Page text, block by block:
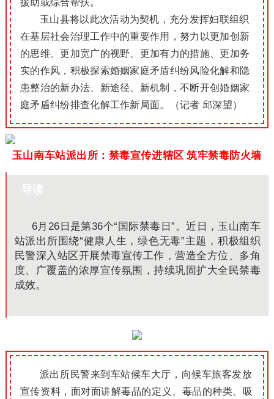
援助或综合帮扶。
玉山县将以此次活动为契机，充分发挥妇联组织
在基层社会治理工作中的重要作用，努力以更加创新
的思维、更加宽广的视野、更加有力的措施、更加务
实的作风，积极探索婚姻家庭矛盾纠纷风险化解和隐
患整治的新办法、新途径、新机制，不断开创婚姻家
庭矛盾纠纷排查化解工作新局面。（记者 邱深望）
玉山南车站派出所：禁毒宣传进辖区 筑牢禁毒防火墙
导读
6月26日是第36个“国际禁毒日”。近日，玉山南车
站派出所围绕“健康人生，绿色无毒”主题，积极组织
民警深入站区开展禁毒宣传工作，营造全方位、多角
度、广覆盖的浓厚宣传氛围，持续巩固扩大全民禁毒
成效。
派出所民警来到车站候车大厅，向候车旅客发放
宣传资料，面对面讲解毒品的定义、毒品的种类、吸